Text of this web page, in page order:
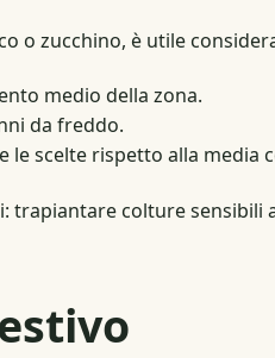
o zucchino, è utile
medio della zona.
da freddo.
le scelte rispetto alla media
colture